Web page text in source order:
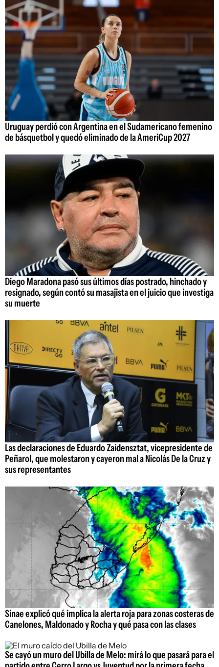
Uruguay perdió con Argentina en el Sudamericano femenino
de básquetbol y quedó eliminado de la AmeriCup 2027
Diego Maradona pasó sus últimos días postrado, hinchado y
resignado, según contó su masajista en el juicio que investiga
su muerte
Las declaraciones de Eduardo Zaidensztat, vicepresidente de
Peñarol, que molestaron y cayeron mal a Nicolás De la Cruz y
sus representantes
Sinae explicó qué implica la alerta roja para zonas costeras de
Canelones, Maldonado y Rocha y qué pasa con las clases
Se cayó un muro del Ubilla de Melo: mirá lo que pasará para el